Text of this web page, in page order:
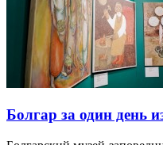
Болгар за один день